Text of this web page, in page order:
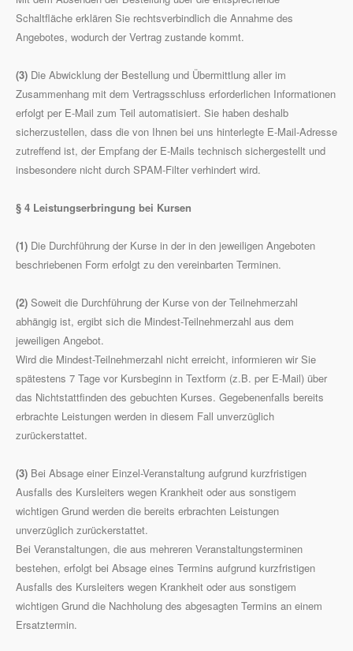
Schaltfläche erklären Sie rechtsverbindlich die Annahme des
Angebotes, wodurch der Vertrag zustande kommt.
(3) Die Abwicklung der Bestellung und Übermittlung aller im
Zusammenhang mit dem Vertragsschluss erforderlichen Informationen
erfolgt per E-Mail zum Teil automatisiert. Sie haben deshalb
sicherzustellen, dass die von Ihnen bei uns hinterlegte E-Mail-Adresse
zutreffend ist, der Empfang der E-Mails technisch sichergestellt und
insbesondere nicht durch SPAM-Filter verhindert wird.
§ 4 Leistungserbringung bei Kursen
(1) Die Durchführung der Kurse in der in den jeweiligen Angeboten
beschriebenen Form erfolgt zu den vereinbarten Terminen.
(2) Soweit die Durchführung der Kurse von der Teilnehmerzahl
abhängig ist, ergibt sich die Mindest-Teilnehmerzahl aus dem
jeweiligen Angebot.
Wird die Mindest-Teilnehmerzahl nicht erreicht, informieren wir Sie
spätestens 7 Tage vor Kursbeginn in Textform (z.B. per E-Mail) über
das Nichtstattfinden des gebuchten Kurses. Gegebenenfalls bereits
erbrachte Leistungen werden in diesem Fall unverzüglich
zurückerstattet.
(3) Bei Absage einer Einzel-Veranstaltung aufgrund kurzfristigen
Ausfalls des Kursleiters wegen Krankheit oder aus sonstigem
wichtigen Grund werden die bereits erbrachten Leistungen
unverzüglich zurückerstattet.
Bei Veranstaltungen, die aus mehreren Veranstaltungsterminen
bestehen, erfolgt bei Absage eines Termins aufgrund kurzfristigen
Ausfalls des Kursleiters wegen Krankheit oder aus sonstigem
wichtigen Grund die Nachholung des abgesagten Termins an einem
Ersatztermin.